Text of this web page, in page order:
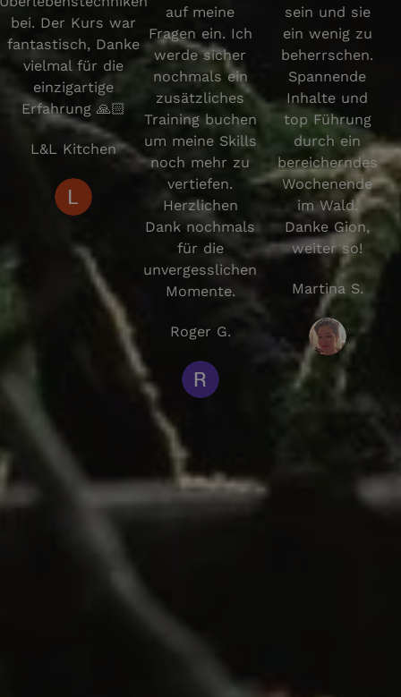
bei. Der Kurs war
fantastisch, Danke
vielmal für die
einzigartige
Erfahrung 🙏🏻
L&L Kitchen
auf meine
Fragen ein. Ich
werde sicher
nochmals ein
zusätzliches
Training buchen
um meine Skills
noch mehr zu
vertiefen.
Herzlichen
Dank nochmals
für die
unvergesslichen
Momente.
Roger G.
sein und sie
ein wenig zu
beherrschen.
Spannende
Inhalte und
top Führung
durch ein
bereicherndes
Wochenende
im Wald.
Danke Gion,
weiter so!
Martina S.